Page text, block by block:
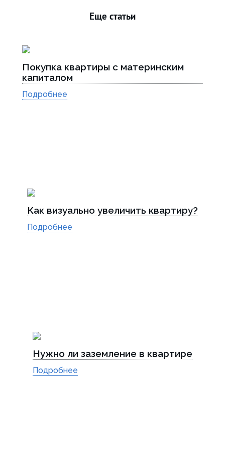
Еще статьи
Покупка квартиры с материнским
капиталом
Подробнее
Как визуально увеличить квартиру?
Подробнее
Нужно ли заземление в квартире
Подробнее